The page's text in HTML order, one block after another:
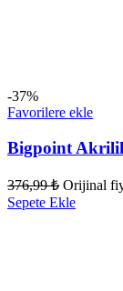
-37%
Favorilere ekle
Bigpoint
376,99₺ Orijinal
Sepete Ekle